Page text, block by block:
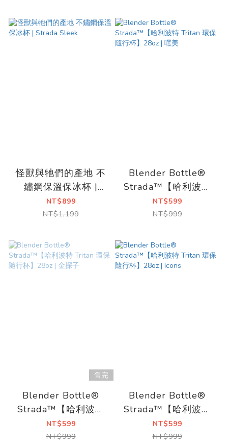
怪獸與牠們的產地 不
鏽鋼保溫保冰杯 |
Strada Sleek
NT$899
NT$1,199
Blender Bottle®
Strada™【哈利波特
Tritan 環保隨行杯】
28oz | 嘿美
NT$599
NT$999
售完
Blender Bottle®
Strada™【哈利波特
Tritan 環保隨行杯】
28oz | 金探子
NT$599
NT$999
Blender Bottle®
Strada™【哈利波特
Tritan 環保隨行杯】
28oz | Icons
NT$599
NT$999